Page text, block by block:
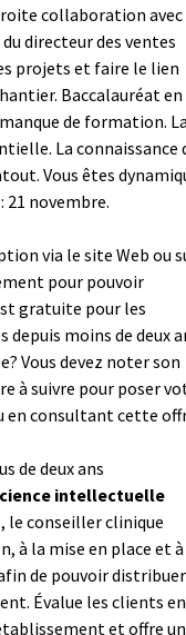
collaboration avec
directeur des ventes
projets et faire le lien
Baccalauréat en
de formation.
La connaissance
Vous êtes
novembre.
via le site Web ou
pour pouvoir
gratuite pour les
moins de deux
Vous devez noter son
à suivre pour poser
en consultant cette
de deux ans
intellectuelle
le conseiller clinique
à la mise en place et à
de pouvoir distribuer
Évalue les clients en
et offre un